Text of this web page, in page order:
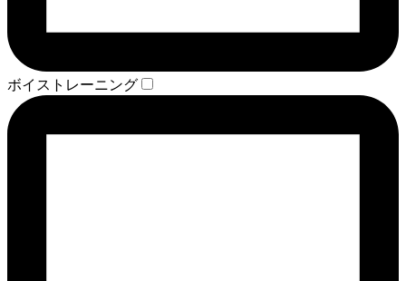
ボイストレーニング